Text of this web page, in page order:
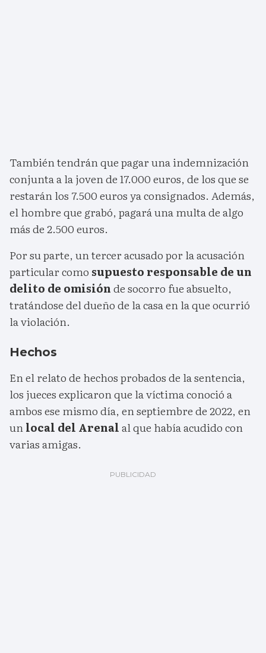
También tendrán que pagar una indemnización
conjunta a la joven de 17.000 euros, de los que se
restarán los 7.500 euros ya consignados. Además,
el hombre que grabó, pagará una multa de algo
más de 2.500 euros.
Por su parte, un tercer acusado por la acusación
particular como supuesto responsable de un
delito de omisiónde socorro fue absuelto,
tratándose del dueño de la casa en la que ocurrió
la violación.
Hechos
En el relato de hechos probados de la sentencia,
los jueces explicaron que la víctima conoció a
ambos ese mismo día, en septiembre de 2022, en
unlocal del Arenalal que había acudido con
varias amigas.